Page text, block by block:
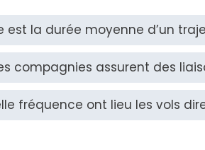
est la durée moyenne d’un
compagnies assurent des
fréquence ont lieu les vols